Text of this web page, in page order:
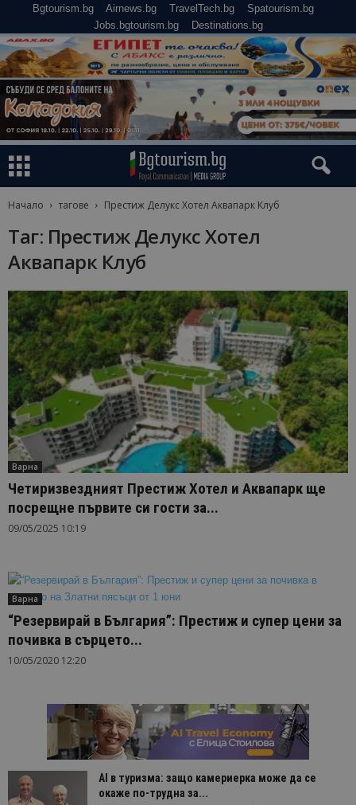
Bgtourism.bg Airnews.bg TravelTech.bg
Spatourism.bg
Jobs.bgtourism.bg
Destinations.bg
Начало тагове Престиж Делукс Хотел Аквапарк Клуб
Таг: Престиж Делукс Хотел
Аквапарк Клуб
Варна
Четиризвездният Престиж Хотел и Аквапарк ще
посрещне първите си гости за...
09/05/2025 10:19
Варна
“Резервирай в България”: Престиж и супер цени за
почивка в сърцето...
10/05/2020 12:20
AI в туризма: защо камериерка може да се
окаже по-трудна за...